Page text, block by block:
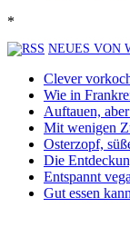
*
NEUES VON
Clever
Wie in
Auftauen,
Mit wenigen
Osterzopf,
Die
Entspannt
Gut essen